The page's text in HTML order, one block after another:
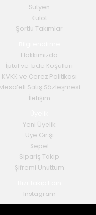
Sütyen
Külot
Şortlu Takımlar
Hakkımızda
İptal ve İade Koşulları
KVKK ve Çerez Politikası
Mesafeli Satış Sözleşmesi
İletişim
Yeni Üyelik
Üye Girişi
Sepet
Sipariş Takip
Şifremi Unuttum
Instagram